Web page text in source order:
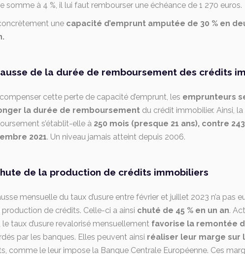
somme à 4 %, il lui faut rembourser une échéance de 1 270 euros.
une capacité d’emprunt amputée de 30 % en
de la durée de remboursement des crédits
cette perte de capacité d’emprunt, les emprunteurs
la durée de remboursement du crédit immobilier. Ainsi,
s’établit-elle à 250 mois (presque 21 ans), contre
2021. Un niveau jamais atteint depuis 2006.
de la production de crédits immobiliers
mensuelle du taux d’usure entre février et juillet 2023 n’a pas
production de crédits. Celle-ci a ainsi chuté de 45 % en un an.
le taux d’usure revalorisé mensuellement favorise la remontée
par les banques. Elles peuvent ainsi réaliser leur marge sur
comme le leur impose la Banque Centrale Européenne. Ces